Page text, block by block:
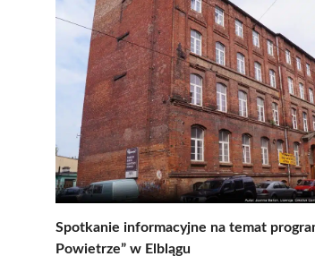
Spotkanie informacyjne na temat
Powietrze” w Elblągu